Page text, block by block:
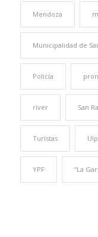
Mendoza
Municipalidad de
Policía
river San
Turistas
YPF “La